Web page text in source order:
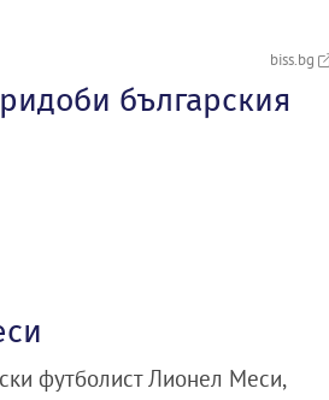
biss.bg
българския
футболист Лионел Меси,